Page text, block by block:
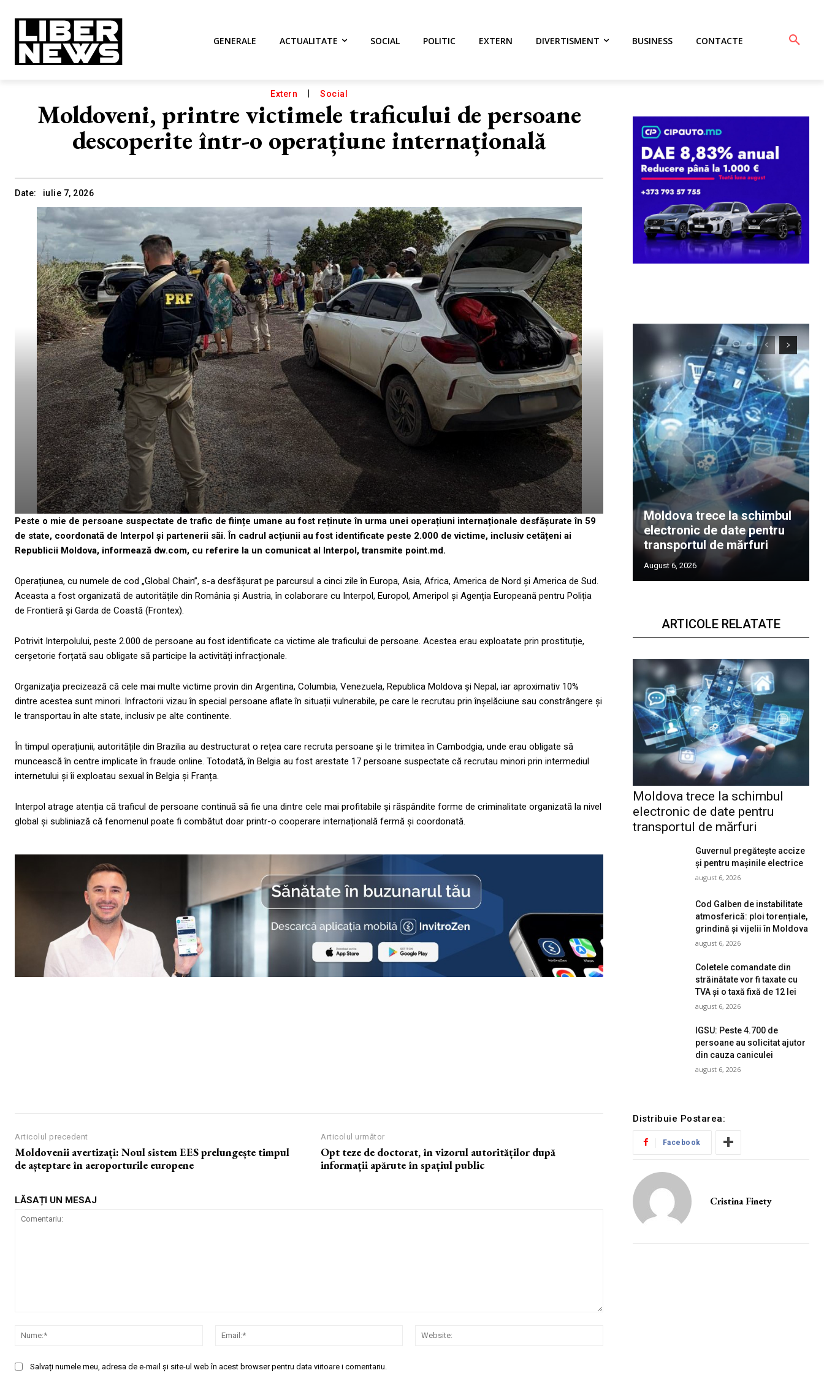
GENERALE ACTUALITATE SOCIAL POLITIC EXTERN DIVERTISMENT BUSINESS CONTACTE
Extern Social
Moldoveni, printre victimele traficului de persoane
descoperite într-o operațiune internațională
Date: iulie 7, 2026
Peste o mie de persoane suspectate de trafic de ființe umane au fost reținute în urma unei operațiuni internaționale desfășurate în 59
de state, coordonată de Interpol și partenerii săi. În cadrul acțiunii au fost identificate peste 2.000 de victime, inclusiv cetățeni ai
Republicii Moldova, informează dw.com, cu referire la un comunicat al Interpol, transmite point.md.
Operațiunea, cu numele de cod „Global Chain”, s-a desfășurat pe parcursul a cinci zile în Europa, Asia, Africa, America de Nord și America de Sud.
Aceasta a fost organizată de autoritățile din România și Austria, în colaborare cu Interpol, Europol, Ameripol și Agenția Europeană pentru Poliția
de Frontieră și Garda de Coastă (Frontex).
Potrivit Interpolului, peste 2.000 de persoane au fost identificate ca victime ale traficului de persoane. Acestea erau exploatate prin prostituție,
cerșetorie forțată sau obligate să participe la activități infracționale.
Organizația precizează că cele mai multe victime provin din Argentina, Columbia, Venezuela, Republica Moldova și Nepal, iar aproximativ 10%
dintre acestea sunt minori. Infractorii vizau în special persoane aflate în situații vulnerabile, pe care le recrutau prin înșelăciune sau constrângere și
le transportau în alte state, inclusiv pe alte continente.
În timpul operațiunii, autoritățile din Brazilia au destructurat o rețea care recruta persoane și le trimitea în Cambodgia, unde erau obligate să
muncească în centre implicate în fraude online. Totodată, în Belgia au fost arestate 17 persoane suspectate că recrutau minori prin intermediul
internetului și îi exploatau sexual în Belgia și Franța.
Interpol atrage atenția că traficul de persoane continuă să fie una dintre cele mai profitabile și răspândite forme de criminalitate organizată la nivel
global și subliniază că fenomenul poate fi combătut doar printr-o cooperare internațională fermă și coordonată.
Moldova trece la schimbul
electronic de date pentru
transportul de mărfuri
August 6, 2026
ARTICOLE RELATATE
Moldova trece la schimbul
electronic de date pentru
transportul de mărfuri
Guvernul pregătește accize
și pentru mașinile electrice
august 6, 2026
Cod Galben de instabilitate
atmosferică: ploi torențiale,
grindină și vijelii în Moldova
august 6, 2026
Coletele comandate din
străinătate vor fi taxate cu
TVA și o taxă fixă de 12 lei
august 6, 2026
IGSU: Peste 4.700 de
persoane au solicitat ajutor
din cauza caniculei
august 6, 2026
Articolul precedent
Moldovenii avertizați: Noul sistem EES prelungește timpul
de așteptare în aeroporturile europene
Articolul următor
Opt teze de doctorat, în vizorul autorităților după
informații apărute în spațiul public
LĂSAȚI UN MESAJ
Nume:*
Email:*
Salvați numele meu, adresa de e-mail și site-ul web în acest browser pentru data viitoare i comentariu.
Distribuie Postarea:
Facebook
Cristina Finety